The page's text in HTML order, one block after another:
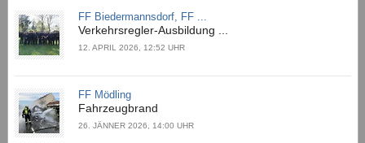
FF Biedermannsdorf, FF ...
Verkehrsregler-Ausbildung ...
12. APRIL 2026, 12:52 UHR
FF Mödling
Fahrzeugbrand
26. JÄNNER 2026, 14:00 UHR